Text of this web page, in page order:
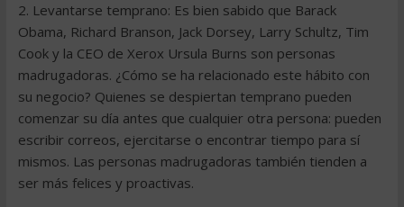
2. Levantarse temprano: Es bien sabido que Barack
Obama, Richard Branson, Jack Dorsey, Larry Schultz, Tim
Cook y la CEO de Xerox Ursula Burns son personas
madrugadoras. ¿Cómo se ha relacionado este hábito con
su negocio? Quienes se despiertan temprano pueden
comenzar su día antes que cualquier otra persona: pueden
escribir correos, ejercitarse o encontrar tiempo para sí
mismos. Las personas madrugadoras también tienden a
ser más felices y proactivas.